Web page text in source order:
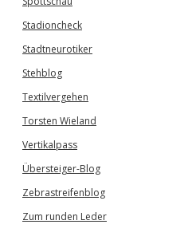
Stadioncheck
Stadtneurotiker
Stehblog
Textilvergehen
Torsten Wieland
Vertikalpass
Übersteiger-Blog
Zebrastreifenblog
Zum runden Leder